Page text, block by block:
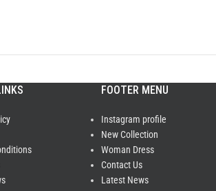
FOOTER MENU
Instagram profile
New Collection
Woman Dress
Contact Us
Latest News